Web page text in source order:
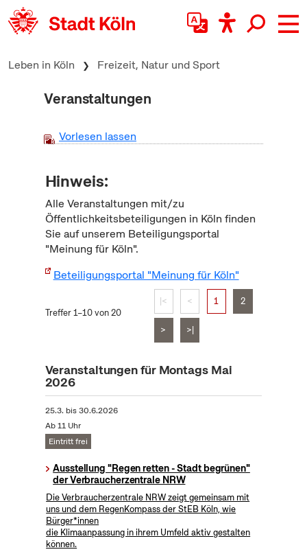
zum Inhalt springen
Leben in Köln Freizeit, Natur und Sport
Veranstaltungen
Vorlesen lassen
Hinweis:
Alle Veranstaltungen mit/zu
Öffentlichkeitsbeteiligungen in Köln finden
Sie auf unserem Beteiligungsportal
"Meinung für Köln".
Beteiligungsportal "Meinung für Köln"
Treffer 1–10 von 20
|< < 1 2
> >|
Veranstaltungen für Montags Mai
2026
25.3. bis30.6.2026
Ab 11 Uhr
Eintritt frei
Ausstellung "Regen retten - Stadt begrünen"
der Verbraucherzentrale NRW
Die Verbraucherzentrale NRW zeigt gemeinsam mit
uns und dem RegenKompass der StEB Köln, wie
Bürger*innen
die Klimaanpassung in ihrem Umfeld aktiv gestalten
können.